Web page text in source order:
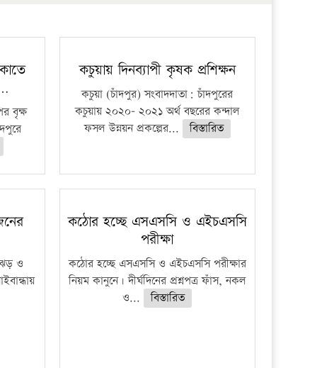
বৃক্ষ
কচুয়ায় দিনব্যাপী কৃষক প্রশিক্ষন
কচুয়া (চাঁদপুর) সংবাদদাতা: চাঁদপুরের
কচুয়ায় ২০২০- ২০২১ অর্থ বছরের কন্দাল
ফসল উন্নয়ন প্রকল্পের...
বিস্তারিত
ঝড় ও
কঠোর হচ্ছে এসএসসি ও এইচএসসি
পরীক্ষা
কঠোর হচ্ছে এসএসসি ও এইচএসসি পরীক্ষার
নিয়ম কানুনে। দীর্ঘদিনের প্রশ্নপত্র ফাঁস, নকল
ও...
বিস্তারিত